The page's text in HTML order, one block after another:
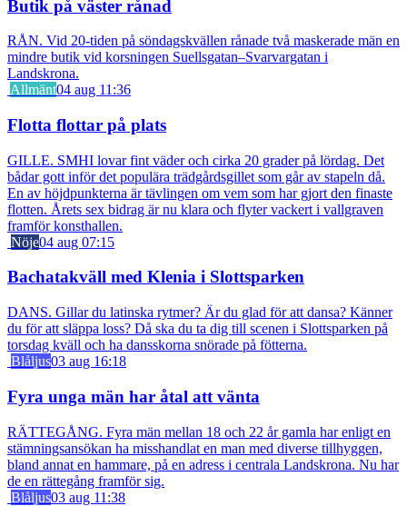
Butik på väster rånad
RÅN. Vid 20-tiden på söndagskvällen rånade två maskerade män en
mindre butik vid korsningen Suellsgatan–Svarvargatan i
Landskrona.
Allmänt04 aug 11:36
Flotta flottar på plats
GILLE. SMHI lovar fint väder och cirka 20 grader på lördag. Det
bådar gott inför det populära trädgårdsgillet som går av stapeln då.
En av höjdpunkterna är tävlingen om vem som har gjort den finaste
flotten. Årets sex bidrag är nu klara och flyter vackert i vallgraven
framför konsthallen.
Nöje04 aug 07:15
Bachatakväll med Klenia i Slottsparken
DANS. Gillar du latinska rytmer? Är du glad för att dansa? Känner
du för att släppa loss? Då ska du ta dig till scenen i Slottsparken på
torsdag kväll och ha dansskorna snörade på fötterna.
Blåljus03 aug 16:18
Fyra unga män har åtal att vänta
RÄTTEGÅNG. Fyra män mellan 18 och 22 år gamla har enligt en
stämningsansökan ha misshandlat en man med diverse tillhyggen,
bland annat en hammare, på en adress i centrala Landskrona. Nu har
de en rättegång framför sig.
Blåljus03 aug 11:38